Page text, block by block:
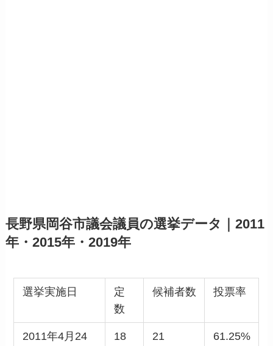
長野県岡谷市議会議員の選挙データ｜2011
年・2015年・2019年
選挙実施日
定
数
候補者数 投票率
2011年4月24
18 21 61.25%